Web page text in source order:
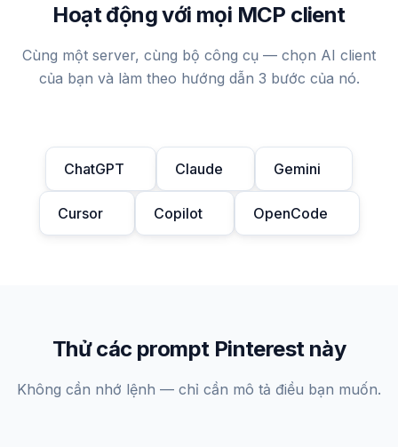
Hoạt động với mọi MCP client
Cùng một server, cùng bộ công cụ — chọn AI client
của bạn và làm theo hướng dẫn 3 bước của nó.
ChatGPT Claude Gemini
Cursor Copilot OpenCode
Thử các prompt Pinterest này
Không cần nhớ lệnh — chỉ cần mô tả điều bạn muốn.